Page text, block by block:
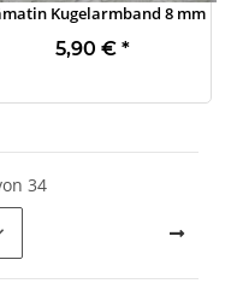
Kugelarmband 8 mm
5,90 € *
34